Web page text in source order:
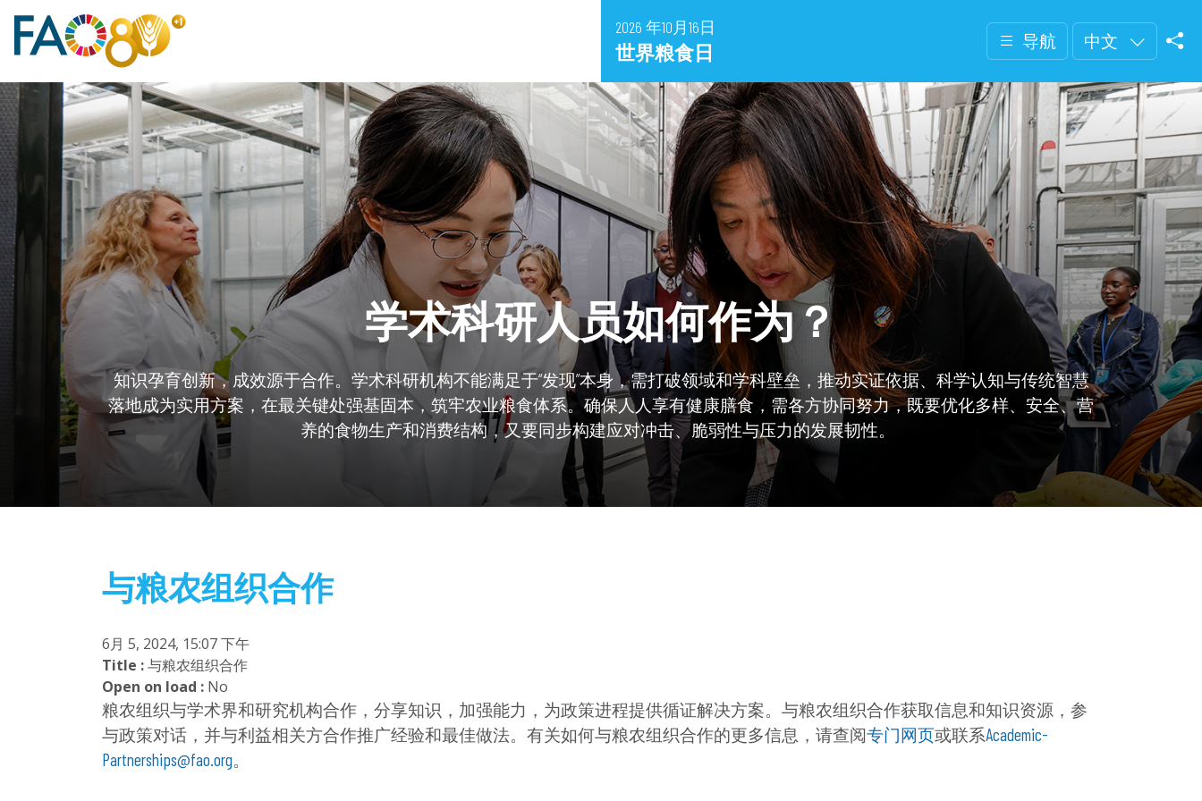
2026 年10月16日
世界粮食日 导航 中文
学术科研人员如何作为？
知识孕育创新，成效源于合作。学术科研机构不能满足于“发现”本身，需打破领域和学科壁垒，推动实证依据、科学认知与传统智慧
落地成为实用方案，在最关键处强基固本，筑牢农业粮食体系。确保人人享有健康膳食，需各方协同努力，既要优化多样、安全、营
养的食物生产和消费结构，又要同步构建应对冲击、脆弱性与压力的发展韧性。
与粮农组织合作
6月 5, 2024, 15:07 下午
Title :与粮农组织合作
Open on load : No
粮农组织与学术界和研究机构合作，分享知识，加强能力，为政策进程提供循证解决方案。与粮农组织合作获取信息和知识资源，参
与政策对话，并与利益相关方合作推广经验和最佳做法。有关如何与粮农组织合作的更多信息，请查阅专门网页或联系Academic-
Partnerships@fao.org